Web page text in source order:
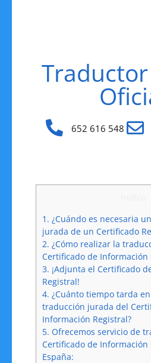
652 616 548
1. ¿Cuándo es necesaria
jurada de un Certificado
2. ¿Cómo realizar la
Certificado de Información
3. ¡Adjunta el Certificado
Registral!
4. ¿Cuánto tiempo tarda
traducción jurada del
Información Registral?
5. Ofrecemos servicio de
Certificado de Información
España: